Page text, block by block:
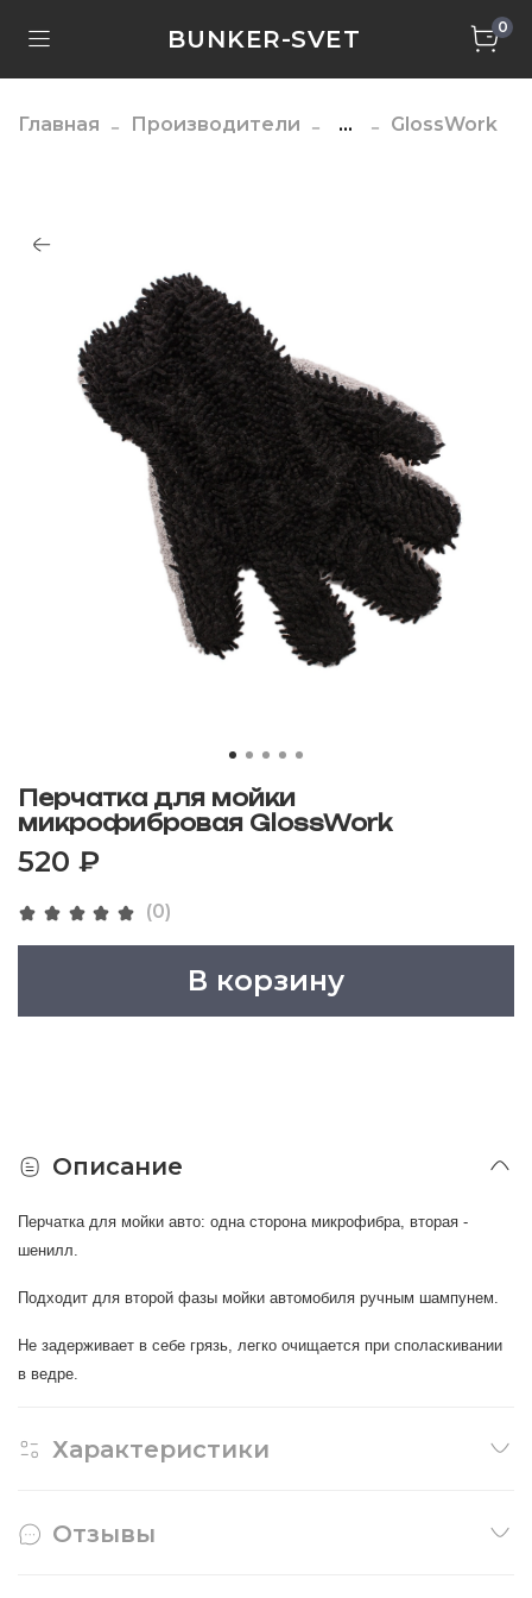
BUNKER-SVET 0
Главная Производители ... GlossWork
(0)
Перчатка для мойки
микрофибровая GlossWork
520 ₽
В корзину
Описание
Перчатка для мойки авто: одна сторона микрофибра, вторая -
шенилл.
Подходит для второй фазы мойки автомобиля ручным шампунем.
Не задерживает в себе грязь, легко очищается при споласкивании
в ведре.
Характеристики
Отзывы